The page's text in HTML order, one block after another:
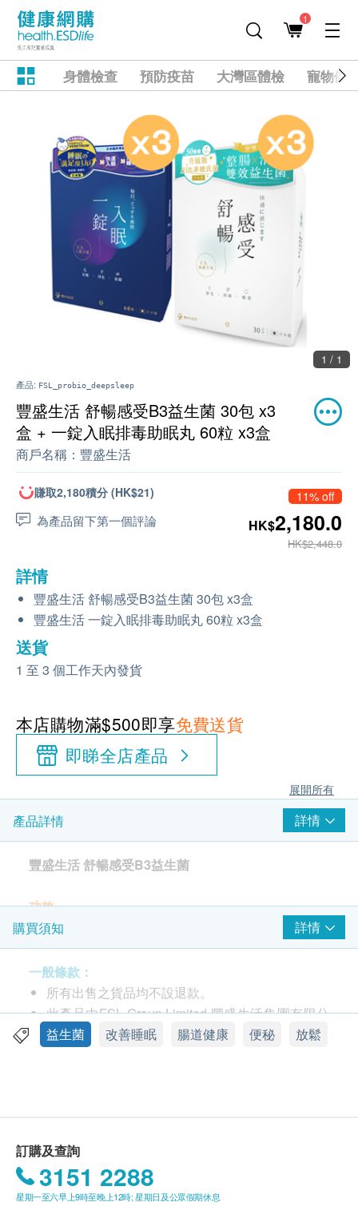
1
身體檢查 預防疫苗 大灣區體檢 寵物健
1 / 1
產品: FSL_probio_deepsleep
豐盛生活 舒暢感受B3益生菌 30包 x3
盒 + 一錠入眠排毒助眠丸 60粒 x3盒
商戶名稱： 豐盛生活
賺取2,180積分 (HK$21)
為產品留下第一個評論
11% off
HK$2,180.0
HK$2,448.0
詳情
豐盛生活 舒暢感受B3益生菌 30包 x3盒
豐盛生活 一錠入眠排毒助眠丸 60粒 x3盒
送貨
1 至 3 個工作天內發貨
本店購物滿$500即享免費送貨
即睇全店產品
展開所有
產品詳情 詳情
豐盛生活 舒暢感受B3益生菌
功效
「舒暢感受」採用了升級版B3比菲德氏菌，日本科研
證實服食8-12星期*，毋須節食及運動，就能減低內臟
脂肪及體脂，解決都市人脂肪肝問題和對付三高飲
食。
含升級版B3比菲德氏菌 – 有助改善消減內臟脂及
血脂
含日本嚴選珍貴菊苣纖維 – 有助腸道健康地排出多
阻止壞菌生長 – 腸屏障功能回復 減低飲食酒精和
壓力對腸道的傷害份量
*BIOSCI MICROBIOTA FOOD HEALTH. 2018; 37(3): 67-75
購買須知 詳情
一般條款：
所有出售之貨品均不設退款。
此產品由FSL Group Limited 豐盛生活集團有限公
司提供。
購買豐盛生活產品總額滿HK$500，即可享本地免
費送貨服務。賬單總額未滿HK$500需附加HK$30
運費。
益生菌 改善睡眠 腸道健康 便秘 放鬆
訂購及查詢
3151 2288
星期一至六早上9時至晚上12時; 星期日及公眾假期休息